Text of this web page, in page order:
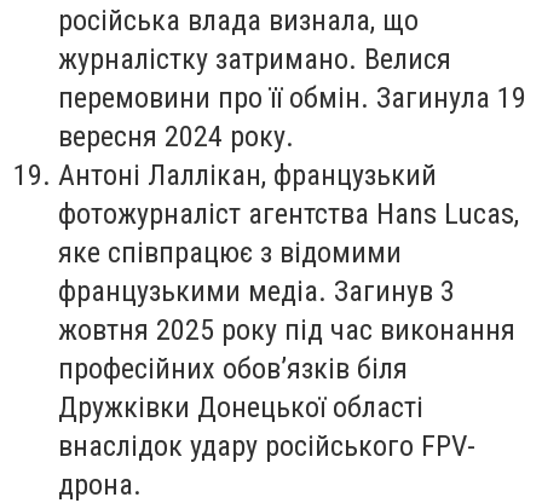
російська влада визнала, що
журналістку затримано. Велися
перемовини про її обмін. Загинула 19
вересня 2024 року.
Антоні Лаллікан, французький
фотожурналіст агентства Hans Lucas,
яке співпрацює з відомими
французькими медіа. Загинув 3
жовтня 2025 року під час виконання
професійних обов’язків біля
Дружківки Донецької області
внаслідок удару російського FPV-
дрона.